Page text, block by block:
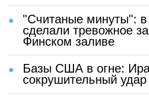
"Считаные минуты": в
сделали тревожное
Финском заливе
Базы США в огне:
сокрушительный